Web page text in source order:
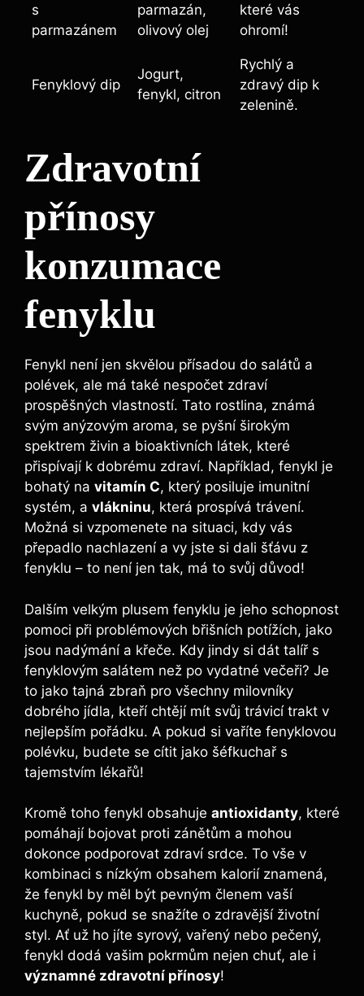
s
parmazánem
parmazán,
olivový olej
které vás
ohromí!
Fenyklový dip
Jogurt,
fenykl, citron
Rychlý a
zdravý dip k
zelenině.
Zdravotní
přínosy
konzumace
fenyklu
Fenykl není jen skvělou přísadou do salátů a
polévek, ale má také nespočet zdraví
prospěšných vlastností. Tato rostlina, známá
svým anýzovým aroma, se pyšní širokým
spektrem živin a bioaktivních látek, které
přispívají k dobrému zdraví. Například, fenykl je
bohatý na vitamín C, který posiluje imunitní
systém, a vlákninu, která prospívá trávení.
Možná si vzpomenete na situaci, kdy vás
přepadlo nachlazení a vy jste si dali šťávu z
fenyklu – to není jen tak, má to svůj důvod!
Dalším velkým plusem fenyklu je jeho schopnost
pomoci při problémových břišních potížích, jako
jsou nadýmání a křeče. Kdy jindy si dát talíř s
fenyklovým salátem než po vydatné večeři? Je
to jako tajná zbraň pro všechny milovníky
dobrého jídla, kteří chtějí mít svůj trávicí trakt v
nejlepším pořádku. A pokud si vaříte fenyklovou
polévku, budete se cítit jako šéfkuchař s
tajemstvím lékařů!
Kromě toho fenykl obsahuje antioxidanty, které
pomáhají bojovat proti zánětům a mohou
dokonce podporovat zdraví srdce. To vše v
kombinaci s nízkým obsahem kalorií znamená,
že fenykl by měl být pevným členem vaší
kuchyně, pokud se snažíte o zdravější životní
styl. Ať už ho jíte syrový, vařený nebo pečený,
fenykl dodá vašim pokrmům nejen chuť, ale i
významné zdravotní přínosy!